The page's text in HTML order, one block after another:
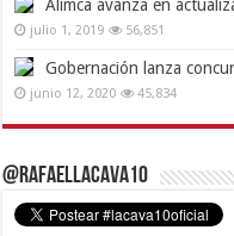
Alimca avanza en
julio 1, 2019 56,851
Gobernación lanza
junio 12, 2020 45,834
@RafaelLacava10